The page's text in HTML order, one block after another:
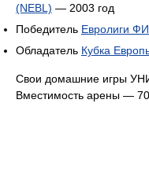
(NEBL) — 2003 год
Победитель Евролиги
Обладатель Кубка
Свои домашние игры
Вместимость арены —